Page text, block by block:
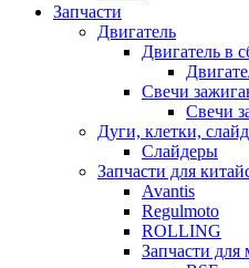
Запчасти
Двигатель
Двигатель в
Свечи
Свечи
Дуги, клетки,
Слайдеры
Запчасти для
Avantis
Regulmoto
ROLLING
Запчасти для